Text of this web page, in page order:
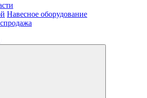
Навесное оборудование